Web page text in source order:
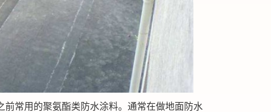
常用的聚氨酯类防水涂料。通常在做地面防水